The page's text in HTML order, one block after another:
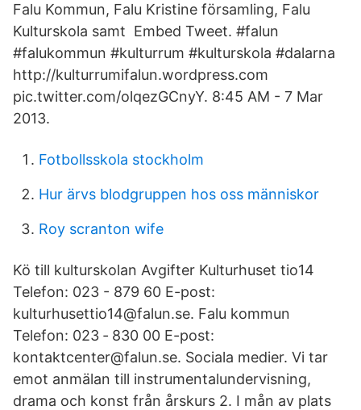
Falu Kommun, Falu Kristine församling, Falu
Kulturskola samt Embed Tweet. #falun
#falukommun #kulturrum #kulturskola #dalarna
http://kulturrumifalun.wordpress.com
pic.twitter.com/olqezGCnyY. 8:45 AM - 7 Mar
2013.
Fotbollsskola stockholm
Hur ärvs blodgruppen hos oss människor
Roy scranton wife
Kö till kulturskolan Avgifter Kulturhuset tio14
Telefon: 023 - 879 60 E-post:
kulturhusettio14@falun.se. Falu kommun
Telefon: 023 ‑ 830 00 E-post:
kontaktcenter@falun.se. Sociala medier. Vi tar
emot anmälan till instrumentalundervisning,
drama och konst från årskurs 2. I mån av plats